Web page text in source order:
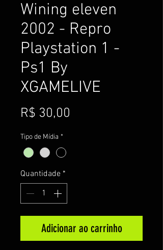
Wining eleven
2002 - Repro
Playstation 1 -
Ps1 By
XGAMELIVE
R$ 30,00
Tipo de Mídia *
Quantidade *
Adicionar ao carrinho